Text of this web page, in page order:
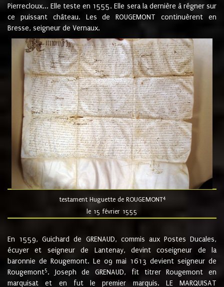
Pierrecloux... Elle teste en 1555. Elle sera la dernière à régner sur
ce puissant château. Les de ROUGEMONT continuèrent en
Bresse, seigneur de Vernaux.
testament Huguette de ROUGEMONT4
le 15 février 1555
En 1559, Guichard de GRENAUD, commis aux Postes Ducales,
écuyer et seigneur de Lantenay, devint coseigneur de la
baronnie de Rougemont. Le 09 mai 1613 devient seigneur de
Rougemont5. Joseph de GRENAUD, fit titrer Rougemont en
marquisat et en fut le premier marquis. LE MARQUISAT